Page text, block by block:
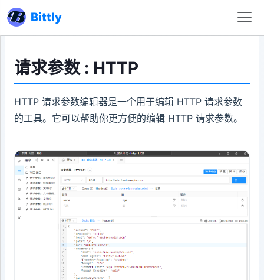
Bittly
请求参数 : HTTP
HTTP 请求参数编辑器是一个用于编辑 HTTP 请求参数
的工具。它可以帮助你更方便的编辑 HTTP 请求参数。